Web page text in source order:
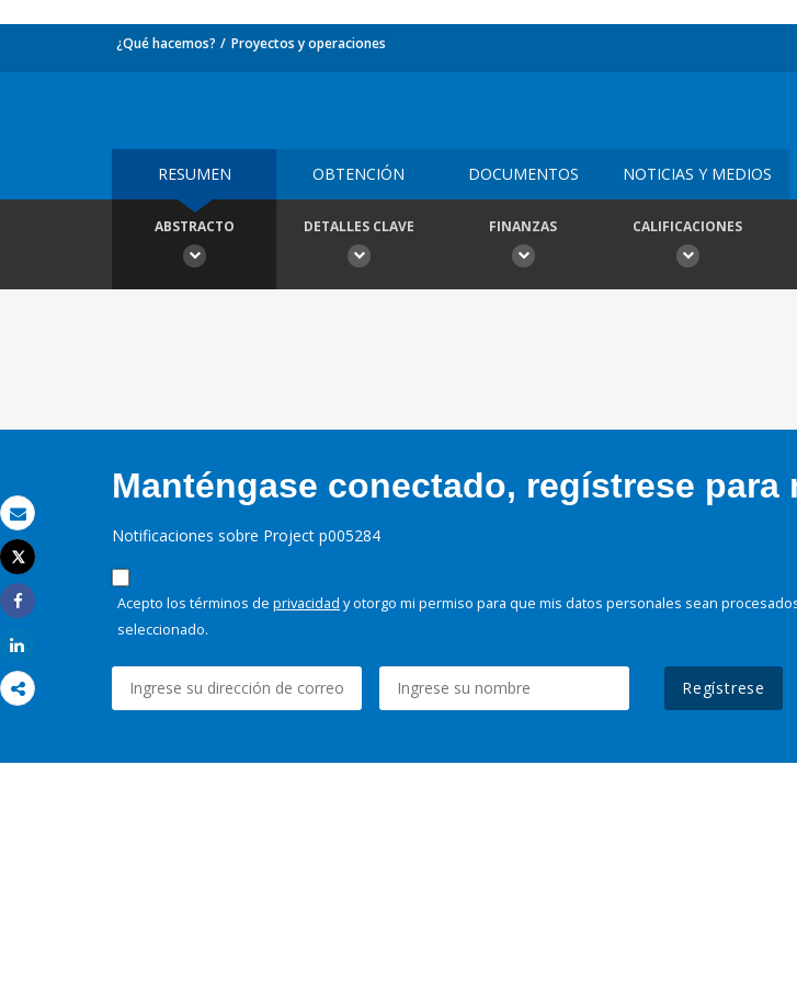
Correo electrónico
Imprimir
Tweet
Share
¿Qué hacemos? Proyectos y operaciones
RESUMEN OBTENCIÓN DOCUMENTOS NOTICIAS Y MEDIOS
ABSTRACTO DETALLES CLAVE FINANZAS CALIFICACIONES
Manténgase conectado, regístrese para
Notificaciones sobre Project p005284
Acepto los términos de privacidad y otorgo mi permiso para que mis datos personales sean
seleccionado.
Regístrese